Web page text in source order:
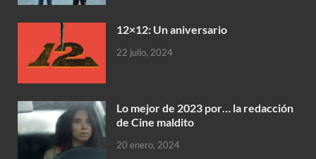
12×12: Un aniversario
22 julio, 2024
Lo mejor de 2023 por… la redacción
de Cine maldito
20 enero, 2024